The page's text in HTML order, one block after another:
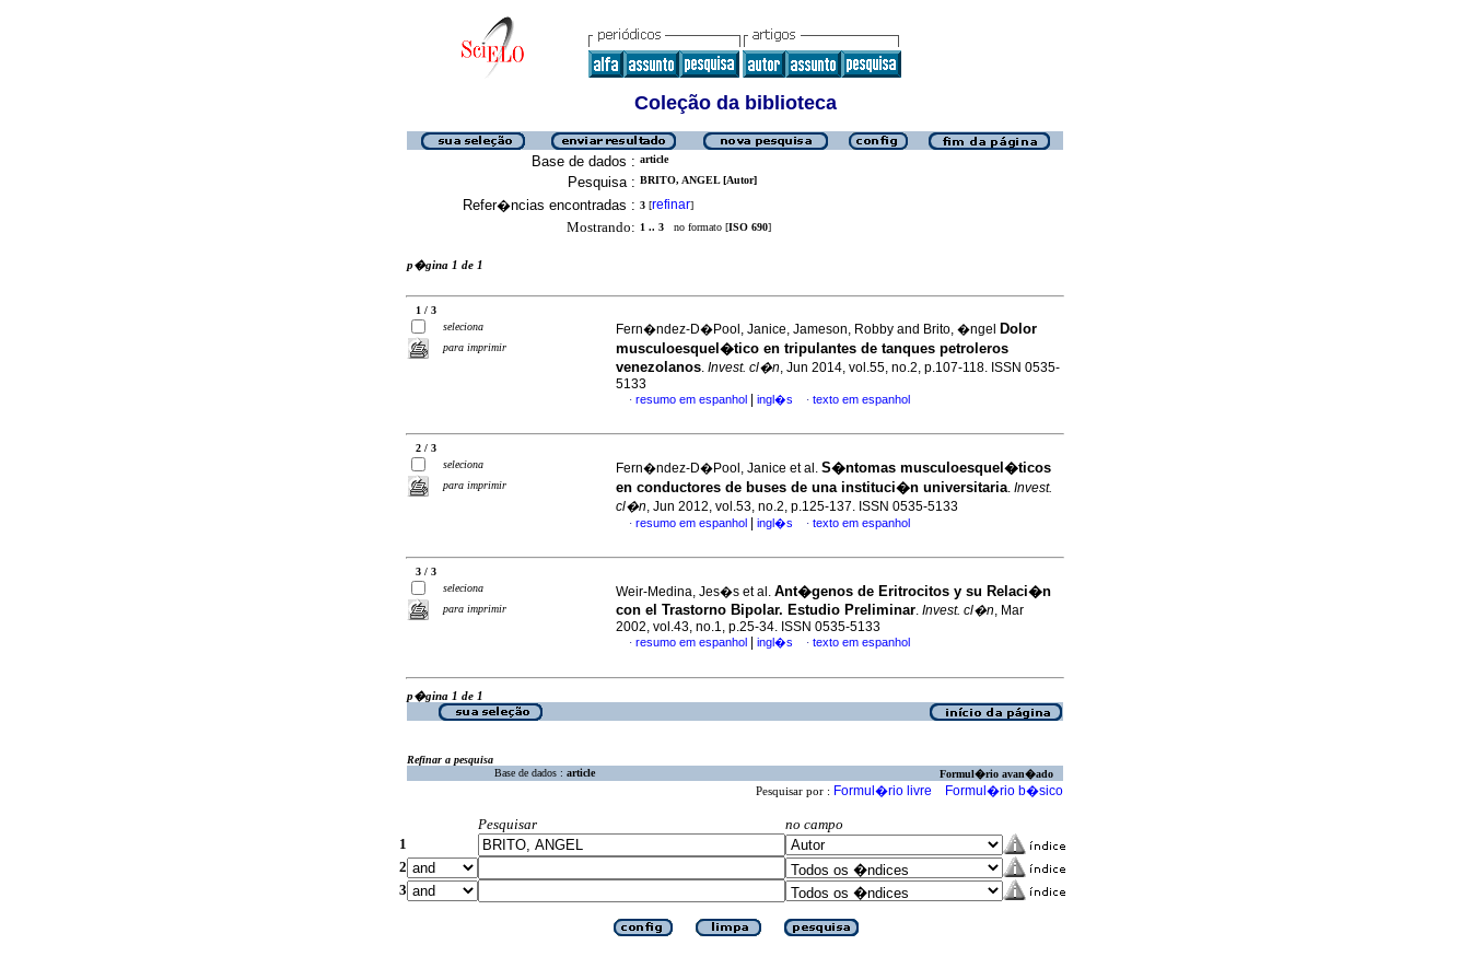
Coleção da biblioteca
Base de dados : article
Pesquisa : BRITO, ANGEL [Autor]
Refer�ncias encontradas : 3 [refinar]
Mostrando: 1 .. 3 no formato [ISO 690]
p�gina 1 de 1
1 / 3
seleciona
para imprimir
Fern�ndez-D�Pool, Janice, Jameson, Robby and Brito, �ngel
Dolor
musculoesquel�tico en tripulantes de tanques petroleros
venezolanos. Invest. cl�n, Jun 2014, vol.55, no.2, p.107-118. ISSN 0535-
5133
· resumo em espanhol ingl�s · texto em espanhol
2 / 3
seleciona
para imprimir
Fern�ndez-D�Pool, Janice et al. S�ntomas musculoesquel�ticos
en conductores de buses de una instituci�n universitaria. Invest.
cl�n, Jun 2012, vol.53, no.2, p.125-137. ISSN 0535-5133
· resumo em espanhol ingl�s · texto em espanhol
3 / 3
seleciona
para imprimir
Weir-Medina, Jes�s et al. Ant�genos de Eritrocitos y su Relaci�n
con el Trastorno Bipolar. Estudio Preliminar. Invest. cl�n, Mar
2002, vol.43, no.1, p.25-34. ISSN 0535-5133
· resumo em espanhol ingl�s · texto em espanhol
p�gina 1 de 1
Refinar a pesquisa
Base de dados : article Formul�rio avan�ado
Pesquisar por : Formul�rio livre Formul�rio b�sico
Pesquisar
no campo
1
2
3